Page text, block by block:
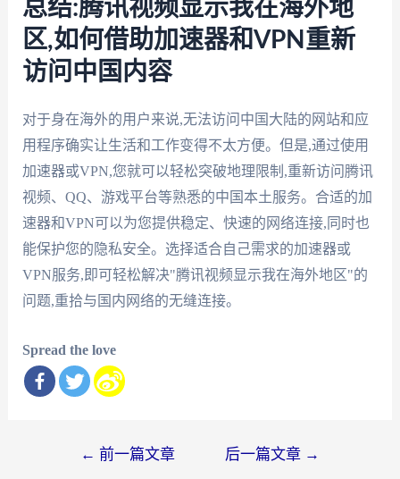
总结:腾讯视频显示我在海外地
区,如何借助加速器和VPN重新
访问中国内容
对于身在海外的用户来说,无法访问中国大陆的网站和应
用程序确实让生活和工作变得不太方便。但是,通过使用
加速器或VPN,您就可以轻松突破地理限制,重新访问腾讯
视频、QQ、游戏平台等熟悉的中国本土服务。合适的加
速器和VPN可以为您提供稳定、快速的网络连接,同时也
能保护您的隐私安全。选择适合自己需求的加速器或
VPN服务,即可轻松解决"腾讯视频显示我在海外地区"的
问题,重拾与国内网络的无缝连接。
Spread the love
← 前一篇文章 后一篇文章 →